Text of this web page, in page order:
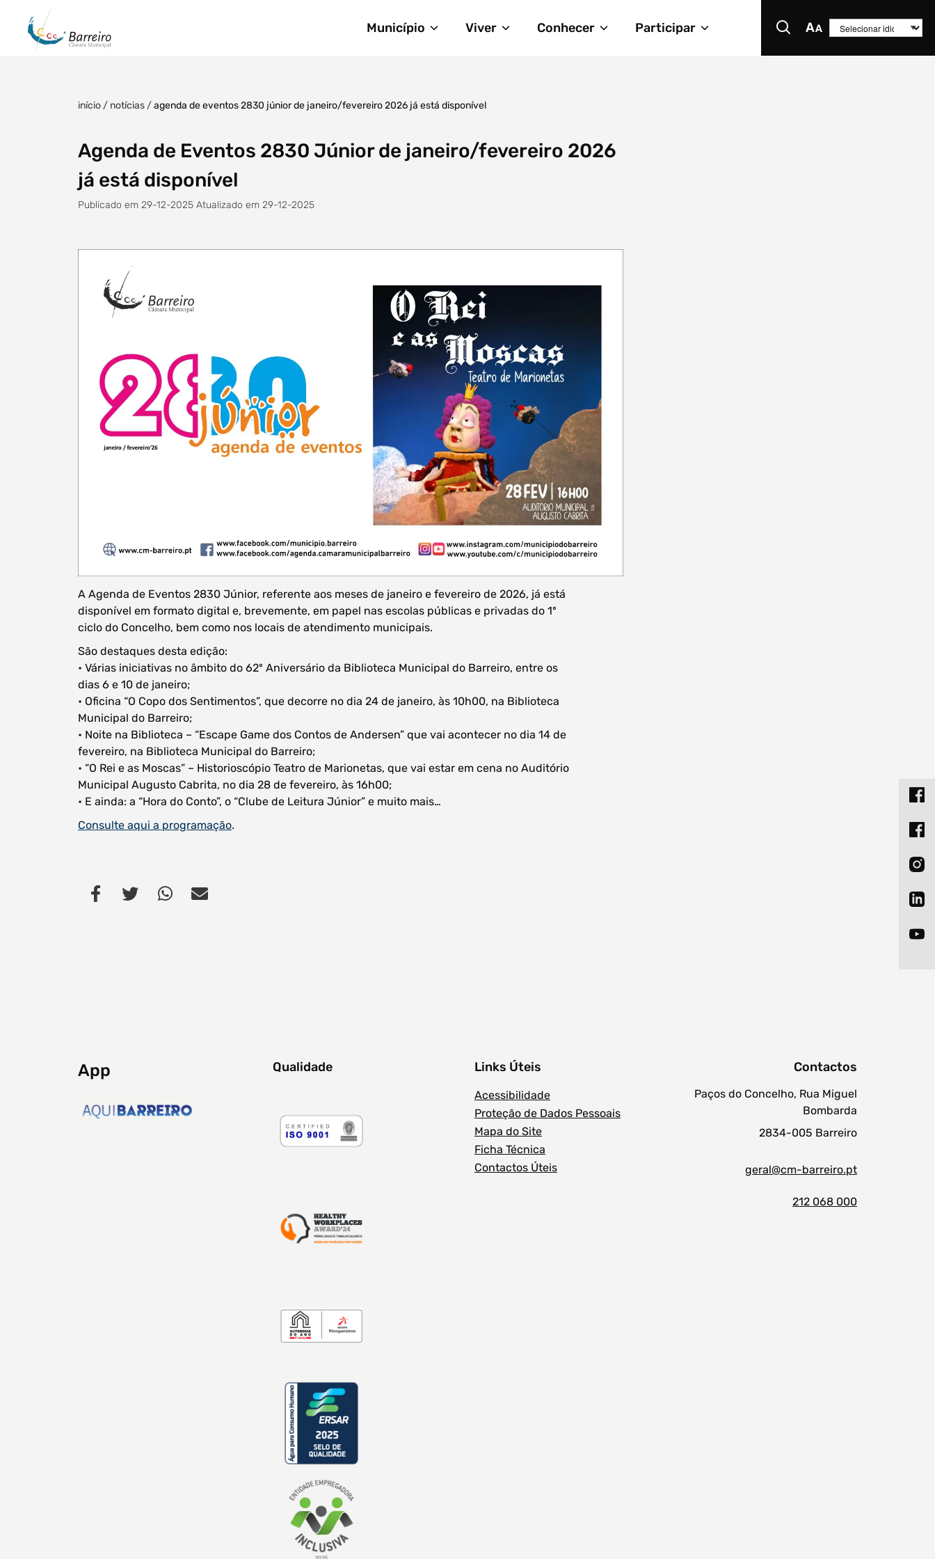
Município Viver Conhecer Participar
Procurar
início / notícias /agenda de eventos 2830 júnior de janeiro/fevereiro 2026 já está disponível
Agenda de Eventos 2830 Júnior de janeiro/fevereiro 2026
já está disponível
Publicado em 29-12-2025 Atualizado em 29-12-2025
A Agenda de Eventos 2830 Júnior, referente aos meses de janeiro e fevereiro de 2026, já está
disponível em formato digital e, brevemente, em papel nas escolas públicas e privadas do 1º
ciclo do Concelho, bem como nos locais de atendimento municipais.
São destaques desta edição:
• Várias iniciativas no âmbito do 62º Aniversário da Biblioteca Municipal do Barreiro, entre os
dias 6 e 10 de janeiro;
• Oficina “O Copo dos Sentimentos”, que decorre no dia 24 de janeiro, às 10h00, na Biblioteca
Municipal do Barreiro;
• Noite na Biblioteca – “Escape Game dos Contos de Andersen” que vai acontecer no dia 14 de
fevereiro, na Biblioteca Municipal do Barreiro;
• “O Rei e as Moscas” – Historioscópio Teatro de Marionetas, que vai estar em cena no Auditório
Municipal Augusto Cabrita, no dia 28 de fevereiro, às 16h00;
• E ainda: a “Hora do Conto”, o “Clube de Leitura Júnior” e muito mais…
Consulte aqui a programação.
App Qualidade Links Úteis
Acessibilidade
Proteção de Dados Pessoais
Mapa do Site
Ficha Técnica
Contactos Úteis
Contactos
Paços do Concelho, Rua Miguel
Bombarda
2834-005 Barreiro
geral@cm-barreiro.pt
212 068 000